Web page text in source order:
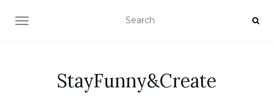
OUVRIR/FERMER LA NAVIGATION
StayFunny&Create